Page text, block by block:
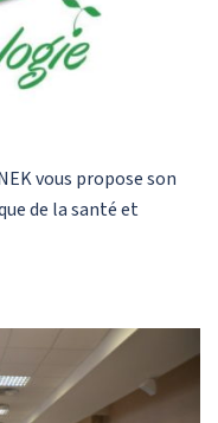
vous propose son
de la santé et